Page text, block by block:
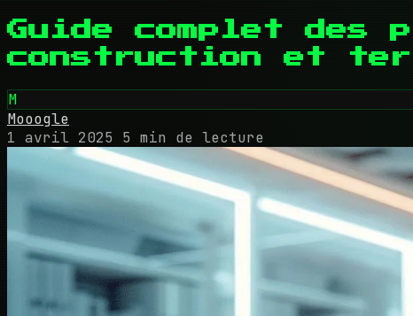
Guide complet des
construction et
M
Mooogle
1 avril 2025
5 min de lecture